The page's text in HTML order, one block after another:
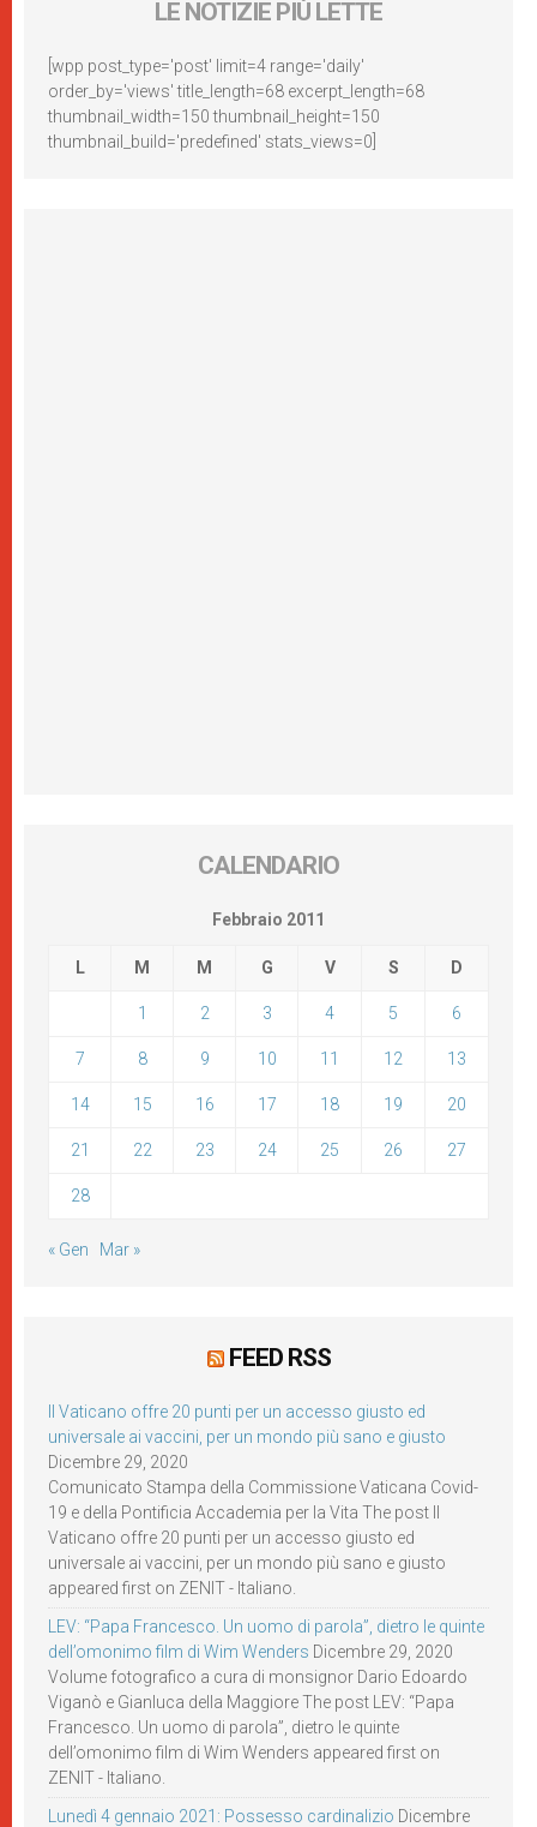
LE NOTIZIE PIÙ LETTE
[wpp post_type='post' limit=4 range='daily'
order_by='views' title_length=68 excerpt_length=68
thumbnail_width=150 thumbnail_height=150
thumbnail_build='predefined' stats_views=0]
CALENDARIO
Febbraio 2011
L M M G V S D
1 2 3 4 5 6
7 8 9 10 11 12 13
14 15 16 17 18 19 20
21 22 23 24 25 26 27
28
« Gen Mar »
FEED RSS
Il Vaticano offre 20 punti per un accesso giusto ed
universale ai vaccini, per un mondo più sano e giusto
Dicembre 29, 2020
Comunicato Stampa della Commissione Vaticana Covid-
19 e della Pontificia Accademia per la Vita The post Il
Vaticano offre 20 punti per un accesso giusto ed
universale ai vaccini, per un mondo più sano e giusto
appeared first on ZENIT - Italiano.
LEV: “Papa Francesco. Un uomo di parola”, dietro le quinte
dell’omonimo film di Wim Wenders Dicembre 29, 2020
Volume fotografico a cura di monsignor Dario Edoardo
Viganò e Gianluca della Maggiore The post LEV: “Papa
Francesco. Un uomo di parola”, dietro le quinte
dell’omonimo film di Wim Wenders appeared first on
ZENIT - Italiano.
Lunedì 4 gennaio 2021: Possesso cardinalizio Dicembre